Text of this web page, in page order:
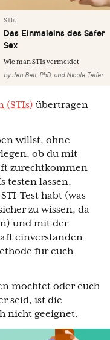
STIs
Das Einmaleins des Safer
Sex
Wie man STIs vermeidet
byJen Bell, PhD, und Nicole Telfer
(STIs) übertragen
willst, ohne
ob du mit
zurechtkommen
testen lassen.
Test habt (was
zu wissen, da
und mit der
einverstanden
für euch
möchtet oder euch
seid, ist die
nicht geeignet.